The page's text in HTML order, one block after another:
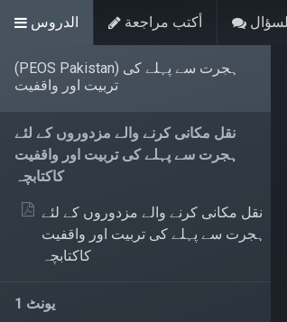
الدروس أكتب مراجعة
(PEOS Pakistan) ہجرت سے پہلے کی
تربیت اور واقفیت
نقل مکانی کرنے والے مزدوروں کے لئے
ہجرت سے پہلے کی تربیت اور واقفیت
کاکتابچہ
نقل مکانی کرنے والے مزدوروں کے لئے
ہجرت سے پہلے کی تربیت اور واقفیت
کاکتابچہ
یونٹ 1